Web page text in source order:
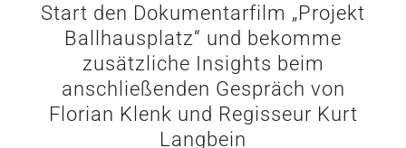
Start den Dokumentarfilm „Projekt
Ballhausplatz“ und bekomme
zusätzliche Insights beim
anschließenden Gespräch von
Florian Klenk und Regisseur Kurt
Langbein